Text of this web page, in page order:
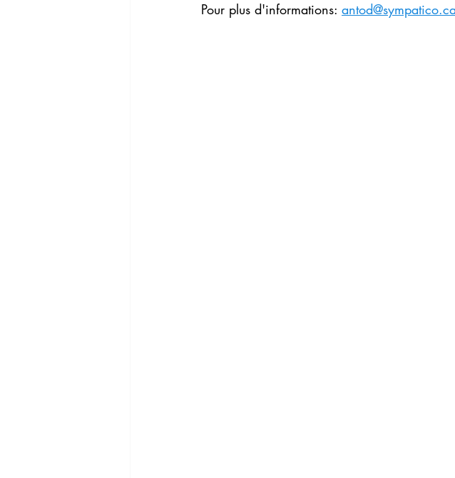
Pour plus d'informations: antod@sympatico.ca